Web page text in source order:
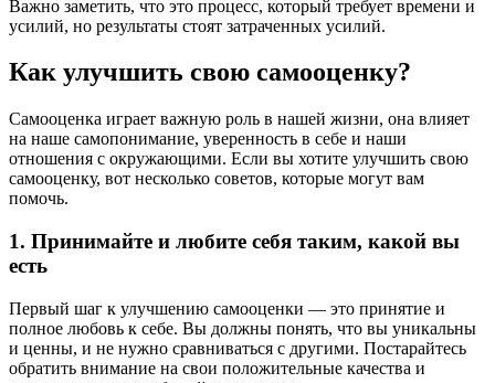
Важно заметить, что это процесс, который требует времени и
усилий, но результаты стоят затраченных усилий.
Как улучшить свою самооценку?
Самооценка играет важную роль в нашей жизни, она влияет
на наше самопонимание, уверенность в себе и наши
отношения с окружающими. Если вы хотите улучшить свою
самооценку, вот несколько советов, которые могут вам
помочь.
1. Принимайте и любите себя таким, какой вы
есть
Первый шаг к улучшению самооценки — это принятие и
полное любовь к себе. Вы должны понять, что вы уникальны
и ценны, и не нужно сравниваться с другими. Постарайтесь
обратить внимание на свои положительные качества и